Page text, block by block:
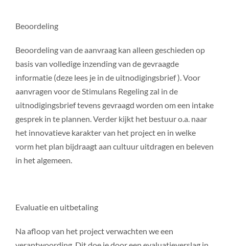
Beoordeling
Beoordeling van de aanvraag kan alleen geschieden op
basis van volledige inzending van de gevraagde
informatie (deze lees je in de uitnodigingsbrief ). Voor
aanvragen voor de Stimulans Regeling zal in de
uitnodigingsbrief tevens gevraagd worden om een intake
gesprek in te plannen. Verder kijkt het bestuur o.a. naar
het innovatieve karakter van het project en in welke
vorm het plan bijdraagt aan cultuur uitdragen en beleven
in het algemeen.
Evaluatie en uitbetaling
Na afloop van het project verwachten we een